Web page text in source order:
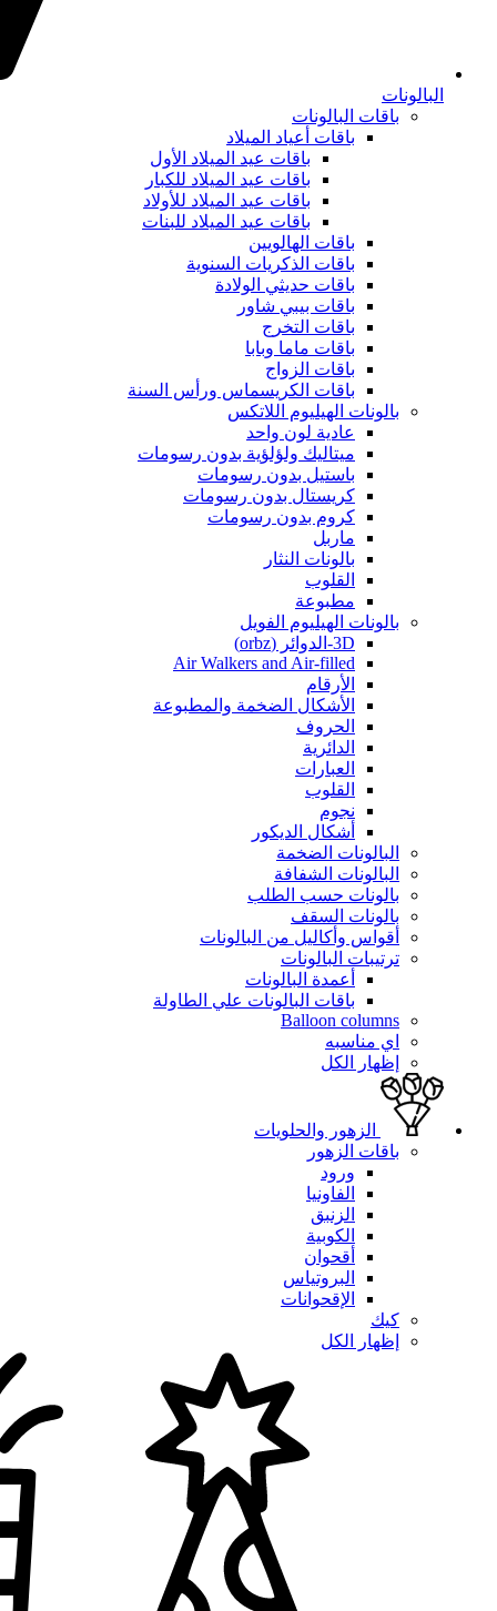
البالونات
باقات البالونات
باقات أعياد الميلاد
باقات عيد الميلاد الأول
باقات عيد الميلاد للكبار
باقات عيد الميلاد للأولاد
باقات عيد الميلاد للبنات
باقات الهالويين
باقات الذكريات السنوية
باقات حديثي الولادة
باقات بيبي شاور
باقات التخرج
باقات ماما وبابا
باقات الزواج
باقات الكريسماس ورأس السنة
بالونات الهيليوم اللاتكس
عادية لون واحد
ميتاليك ولؤلؤية بدون رسومات
باستيل بدون رسومات
كريستال بدون رسومات
كروم بدون رسومات
ماربل
بالونات النثار
القلوب
مطبوعة
بالونات الهيليوم الفويل
3D-الدوائر (orbz)
Air Walkers and Air-filled
الأرقام
الأشكال الضخمة والمطبوعة
الحروف
الدائرية
العبارات
القلوب
نجوم
أشكال الديكور
البالونات الضخمة
البالونات الشفافة
بالونات حسب الطلب
بالونات السقف
أقواس وأكاليل من البالونات
ترتيبات البالونات
أعمدة البالونات
باقات البالونات علي الطاولة
Balloon columns
اي مناسبه
إظهار الكل
الزهور والحلويات
باقات الزهور
ورود
الفاونيا
الزنبق
الكوبية
أقحوان
البروتياس
الإقحوانات
كيك
إظهار الكل